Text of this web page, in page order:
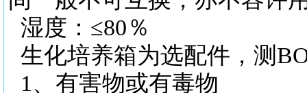
湿度： ≤80％
生化培养箱为选配件，测
1、有害物或有毒物